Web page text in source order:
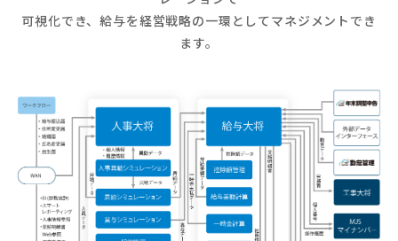
可視化でき、給与を経営戦略の一環としてマネジメントでき
ます。